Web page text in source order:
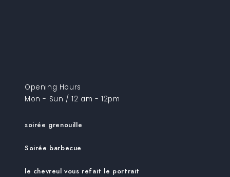
Opening Hours
Mon - Sun / 12 am - 12pm
soirée grenouille
Soirée barbecue
le chevreul vous refait le portrait